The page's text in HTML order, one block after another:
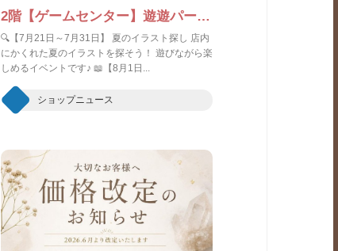
2階【ゲームセンター】遊遊パーク🌞参加無料！夏休みイベント開催！🌴
🔍【7月21日～7月31日】 夏のイラスト探し 店内
にかくれた夏のイラストを探そう！ 遊びながら楽
しめるイベントです♪ 📖【8月1日...
ショップニュース